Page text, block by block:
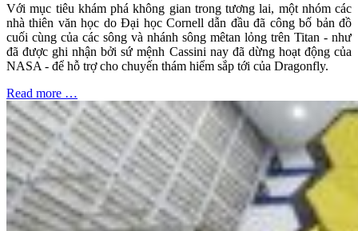
Với mục tiêu khám phá không gian trong tương lai, một nhóm các
nhà thiên văn học do Đại học Cornell dẫn đầu đã công bố bản đồ
cuối cùng của các sông và nhánh sông mêtan lỏng trên Titan - như
đã được ghi nhận bởi sứ mệnh Cassini nay đã dừng hoạt động của
NASA - để hỗ trợ cho chuyến thám hiểm sắp tới của Dragonfly.
Read more …